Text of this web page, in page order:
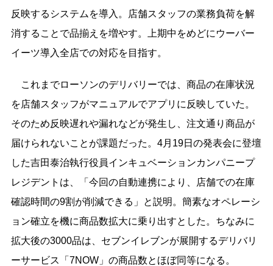
反映するシステムを導入。店舗スタッフの業務負荷を解
消することで品揃えを増やす。上期中をめどにウーバー
イーツ導入全店での対応を目指す。
これまでローソンのデリバリーでは、商品の在庫状況
を店舗スタッフがマニュアルでアプリに反映していた。
そのため反映遅れや漏れなどが発生し、注文通り商品が
届けられないことが課題だった。4月19日の発表会に登壇
した吉田泰治執行役員インキュベーションカンパニープ
レジデントは、「今回の自動連携により、店舗での在庫
確認時間の9割が削減できる」と説明。簡素なオペレーシ
ョン確立を機に商品数拡大に乗り出すとした。ちなみに
拡大後の3000品は、セブンイレブンが展開するデリバリ
ーサービス「7NOW」の商品数とほぼ同等になる。